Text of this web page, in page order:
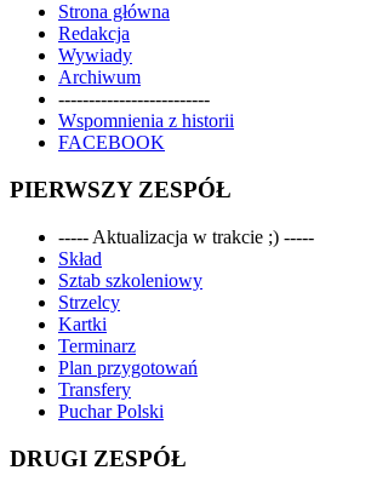
Strona główna
Redakcja
Wywiady
Archiwum
-------------------------
Wspomnienia z historii
FACEBOOK
PIERWSZY ZESPÓŁ
----- Aktualizacja w trakcie ;) -----
Skład
Sztab szkoleniowy
Strzelcy
Kartki
Terminarz
Plan przygotowań
Transfery
Puchar Polski
DRUGI ZESPÓŁ